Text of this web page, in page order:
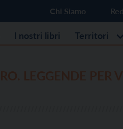
Chi Siamo
I nostri libri Territori